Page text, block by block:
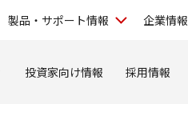
製品・サポート情報 企業情報
投資家向け情報 採用情報